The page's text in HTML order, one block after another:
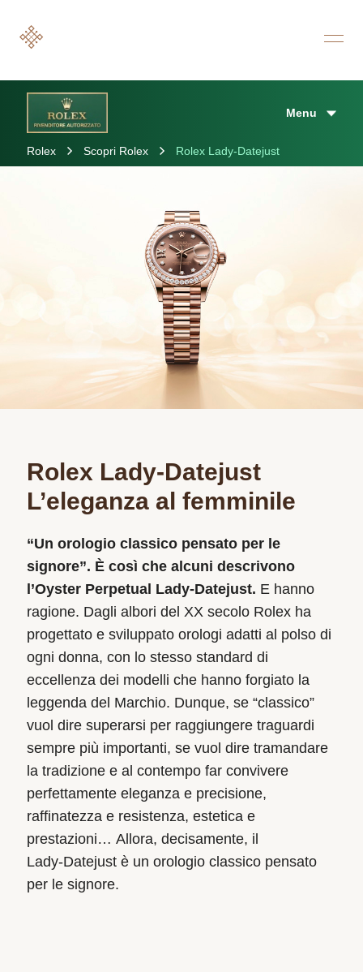
Menu
Rolex Scopri Rolex Rolex Lady-Datejust
Rolex Lady-Datejust
L’eleganza al femminile
“Un orologio classico pensato per le
signore”. È così che alcuni descrivono
l’Oyster Perpetual Lady‑Datejust. E hanno
ragione. Dagli albori del XX secolo Rolex ha
progettato e sviluppato orologi adatti al polso di
ogni donna, con lo stesso standard di
eccellenza dei modelli che hanno forgiato la
leggenda del Marchio. Dunque, se “classico”
vuol dire superarsi per raggiungere traguardi
sempre più importanti, se vuol dire tramandare
la tradizione e al contempo far convivere
perfettamente eleganza e precisione,
raffinatezza e resistenza, estetica e
prestazioni… Allora, decisamente, il
Lady‑Datejust è un orologio classico pensato
per le signore.